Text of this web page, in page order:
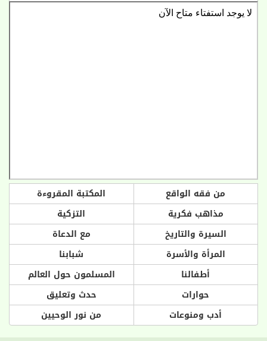
من فقه الواقع
المكتبة المقروءة
مذاهب فكرية
التزكية
السيرة والتاريخ
مع الدعاة
المرأة والأسرة
شبابنا
أطفالنا
المسلمون حول العالم
حوارات
حدث وتعليق
أدب ومنوعات
من نور الوحيين